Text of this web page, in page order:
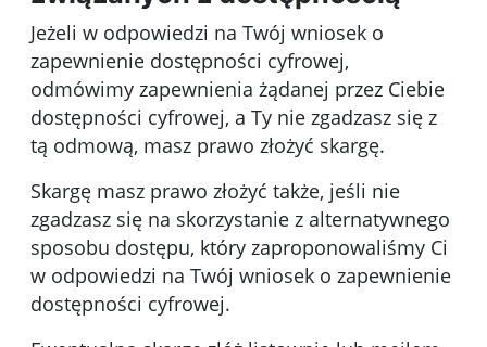
Jeżeli w odpowiedzi na Twój wniosek o
zapewnienie dostępności cyfrowej,
odmówimy zapewnienia żądanej przez Ciebie
dostępności cyfrowej, a Ty nie zgadzasz się z
tą odmową, masz prawo złożyć skargę.
Skargę masz prawo złożyć także, jeśli nie
zgadzasz się na skorzystanie z alternatywnego
sposobu dostępu, który zaproponowaliśmy Ci
w odpowiedzi na Twój wniosek o zapewnienie
dostępności cyfrowej.